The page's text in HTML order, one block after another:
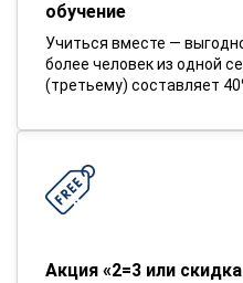
обучение
Учиться вместе —
более человек из одной
(третьему) составляет
Акция «2=3 или